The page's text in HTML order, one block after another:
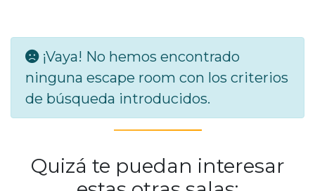
¡Vaya! No hemos encontrado
ninguna escape room con los criterios
de búsqueda introducidos.
Quizá te puedan interesar